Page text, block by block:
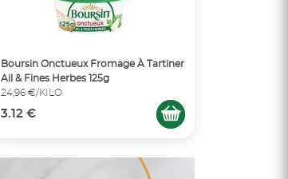
Boursin Onctueux Fromage À Tartiner
Ail & Fines Herbes 125g
24,96 €/KILO
3.12 €